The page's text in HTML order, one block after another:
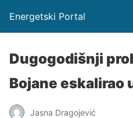
Energetski Portal
Dugogodišnji
Bojane eskalirao
Jasna Dragojević